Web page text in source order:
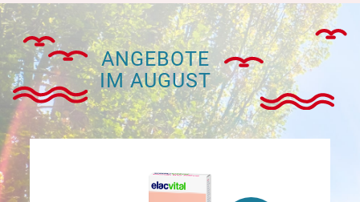
ANGEBOTE
IM AUGUST